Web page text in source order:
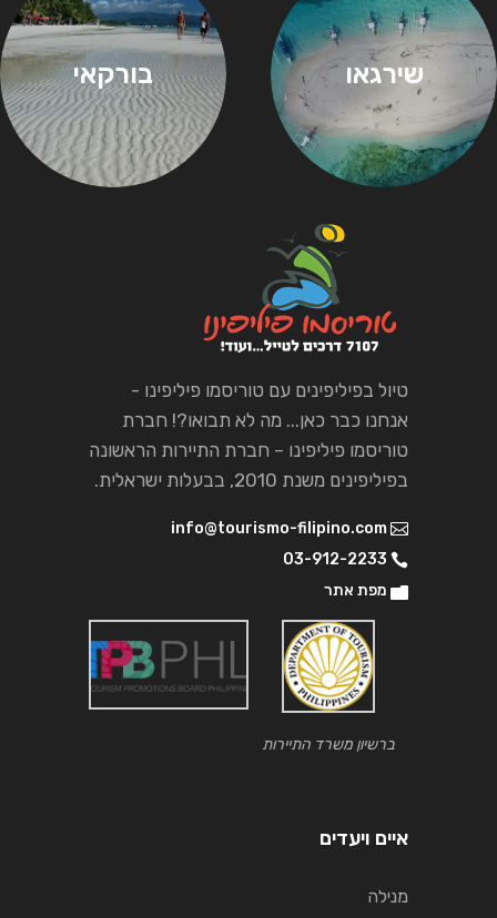
שירגאו בורקאי
טיול בפיליפינים עם טוריסמו פיליפינו -
אנחנו כבר כאן... מה לא תבואו?! חברת
טוריסמו פיליפינו – חברת התיירות הראשונה
בפיליפינים משנת 2010, בבעלות ישראלית.
info@tourismo-filipino.com
03-912-2233
מפת אתר
ברשיון משרד התיירות
איים ויעדים
מנילה